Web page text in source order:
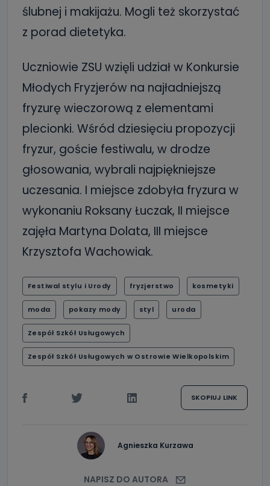
ślubnej i makijażu. Mogli też skorzystać
z porad dietetyka.
Uczniowie ZSU wzięli udział w Konkursie
Młodych Fryzjerów na najładniejszą
fryzurę wieczorową z elementami
plecionki. Wśród dziesięciu propozycji
fryzur, goście festiwalu, w drodze
głosowania, wybrali najpiękniejsze
uczesania. I miejsce zdobyła fryzura w
wykonaniu Roksany Łuczak, II miejsce
zajęła Martyna Dolata, III miejsce
Krzysztofa Wachowiak.
Festiwal stylu i Urody fryzjerstwo kosmetyki
moda pokazy mody styl uroda
Zespół Szkół Usługowych
Zespół Szkół Usługowych w Ostrowie Wielkopolskim
SKOPIUJ LINK
Agnieszka Kurzawa
NAPISZ DO AUTORA